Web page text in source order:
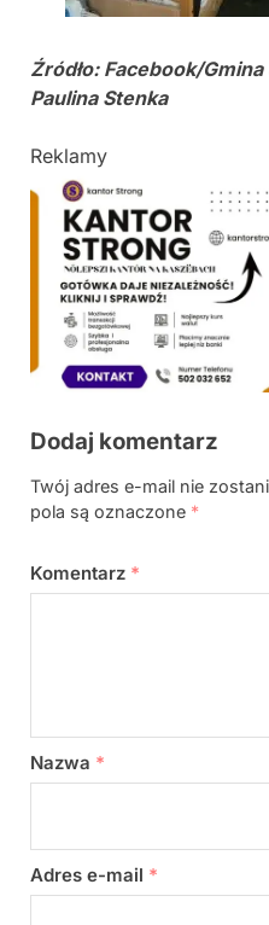
Źródło: Facebook/
Paulina Stenka
Reklamy
Dodaj komentarz
Twój adres e-mail nie
pola są oznaczone *
Komentarz *
Nazwa *
Adres e-mail *